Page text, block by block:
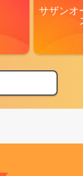
サザンオ